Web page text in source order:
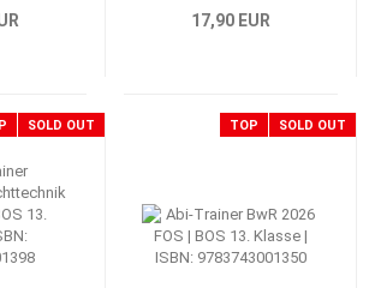
17,90 EUR
SOLD OUT TOP SOLD OUT